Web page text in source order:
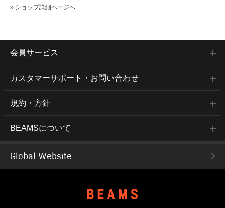
» ショップ詳細ページへ
会員サービス
カスタマーサポート・お問い合わせ
規約・方針
BEAMSについて
Global Website